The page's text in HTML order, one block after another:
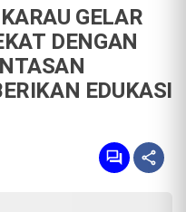
GELAR
DENGAN
EDUKASI